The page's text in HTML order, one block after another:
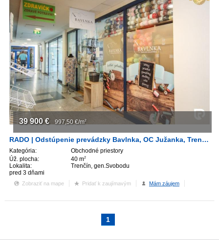
RADO | Odstúpenie prevádzky Bavlnka, OC Južanka, Trenčín
Kategória:
Obchodné priestory
Úž. plocha:
40 m2
Lokalita:
Trenčín, gen.Svobodu
pred 3 dňami
39 900 € 997,50 €/m2
Zobraziť na mape Pridať k zaujímavým Mám záujem
1